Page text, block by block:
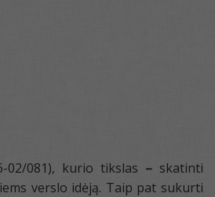
02/081), kurio tikslas – skatinti
verslo idėją. Taip pat sukurti